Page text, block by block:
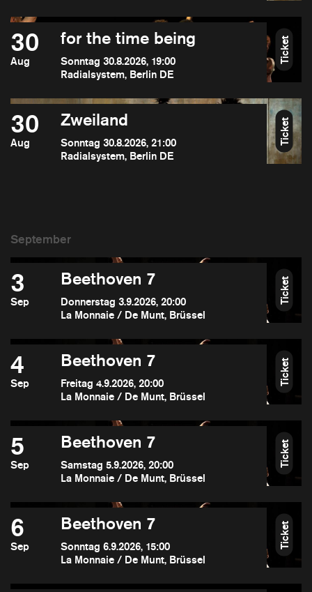
30
Aug
for the time being
Sonntag 30.8.2026, 19:00
Radialsystem, Berlin DE
Ticket
30
Aug
Zweiland
Sonntag 30.8.2026, 21:00
Radialsystem, Berlin DE
Ticket
3
Sep
Beethoven 7
Donnerstag 3.9.2026, 20:00
La Monnaie / De Munt, Brüssel
Ticket
4
Sep
Beethoven 7
Freitag 4.9.2026, 20:00
La Monnaie / De Munt, Brüssel
Ticket
5
Sep
Beethoven 7
Samstag 5.9.2026, 20:00
La Monnaie / De Munt, Brüssel
Ticket
6
Sep
Beethoven 7
Sonntag 6.9.2026, 15:00
La Monnaie / De Munt, Brüssel
Ticket